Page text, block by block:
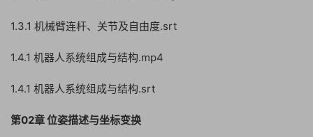
1.3.1 机械臂连杆、关节及自由度.srt
1.4.1 机器人系统组成与结构.mp4
1.4.1 机器人系统组成与结构.srt
第02章 位姿描述与坐标变换